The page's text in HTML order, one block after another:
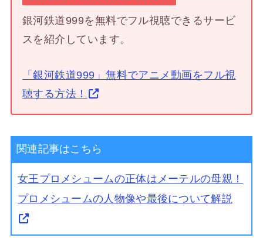
銀河鉄道999を無料でフル視聴できるサービ
スを紹介しています。
「銀河鉄道999」無料でアニメ動画をフル視
聴する方法！
関連記事はこちら
女王プロメシュームの正体はメーテルの母親！
プロメシュームの人物像や最後について解説